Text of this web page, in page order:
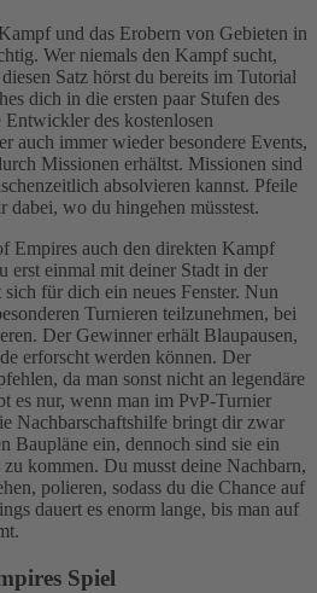
und das Erobern von Gebieten in
Wer niemals den Kampf sucht,
Satz hörst du bereits im Tutorial
dich in die ersten paar Stufen des
des kostenlosen
auch immer wieder besondere Events,
Missionen erhältst. Missionen sind
absolvieren kannst. Pfeile
wo du hingehen müsstest.
Empires auch den direkten Kampf
erst einmal mit deiner Stadt in der
für dich ein neues Fenster. Nun
Turnieren teilzunehmen, bei
Der Gewinner erhält Blaupausen,
erforscht werden können. Der
da man sonst nicht an legendäre
es nur, wenn man im PvP-Turnier
Nachbarschaftshilfe bringt dir zwar
Baupläne ein, dennoch sind sie ein
kommen. Du musst deine Nachbarn,
polieren, sodass du die Chance auf
dauert es enorm lange, bis man auf
Spiel